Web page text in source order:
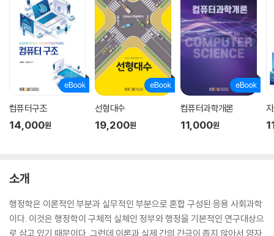
컴퓨터구조
14,000원
선형대수
19,200원
컴퓨터과학개론
11,000원
소개
행정학은 이론적인 부분과 실무적인 부분으로 혼합 구성된 응용 사회과학
이다. 이것은 행정학이 구체적 실체인 정부와 행정을 기본적인 연구대상으
로 삼고 있기 때문이다. 그런데 이론과 실제 간의 간극이 좁지 않아서 양자